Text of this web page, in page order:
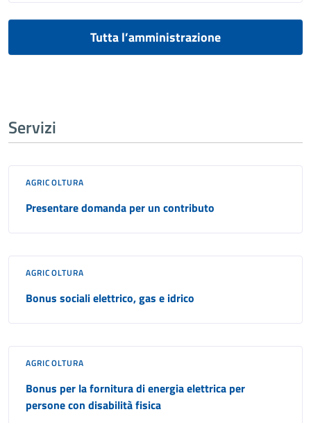
Tutta l’amministrazione
Servizi
AGRICOLTURA
Presentare domanda per un contributo
AGRICOLTURA
Bonus sociali elettrico, gas e idrico
AGRICOLTURA
Bonus per la fornitura di energia elettrica per
persone con disabilità fisica